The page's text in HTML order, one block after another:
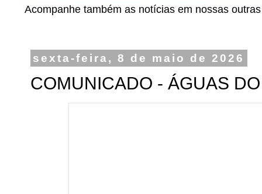
Acompanhe também as notícias em nossas
sexta-feira, 8 de maio de 2026
COMUNICADO - ÁGUAS